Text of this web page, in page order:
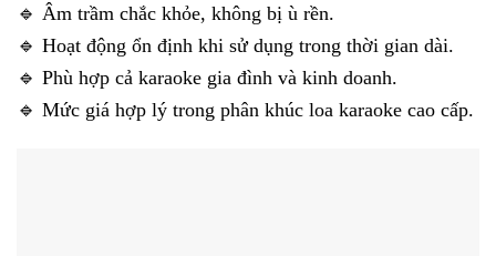
🔹 Âm trầm chắc khỏe, không bị ù rền.
🔹 Hoạt động ổn định khi sử dụng trong thời gian dài.
🔹 Phù hợp cả karaoke gia đình và kinh doanh.
🔹 Mức giá hợp lý trong phân khúc loa karaoke cao cấp.